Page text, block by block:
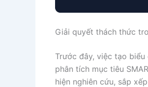
Giải quyết thách thức
Trước đây, việc tạo
phân tích mục tiêu
hiện nghiên cứu, sắp